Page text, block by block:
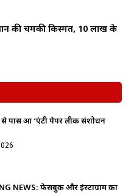
की चमकी किस्मत, 10 लाख के
पास हुआ ‘एंटी पेपर लीक संशोधन
NEWS: फेसबुक और इंस्टाग्राम का